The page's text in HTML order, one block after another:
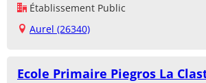
Établissement Public
Aurel (26340)
Ecole Primaire Piegros La